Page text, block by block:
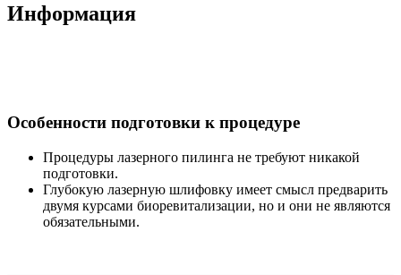
Информация
Особенности подготовки к процедуре
Процедуры лазерного пилинга не требуют никакой
подготовки.
Глубокую лазерную шлифовку имеет смысл предварить
двумя курсами биоревитализации, но и они не являются
обязательными.